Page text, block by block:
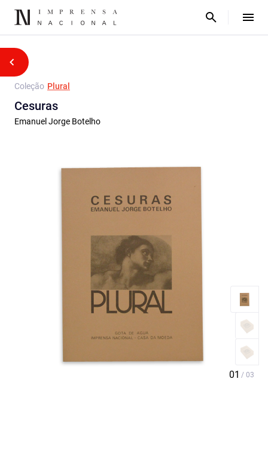
Coleção Plural
Cesuras
Emanuel Jorge Botelho